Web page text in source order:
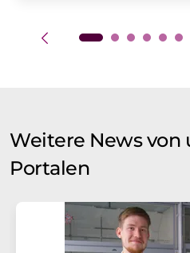
Weitere News von
Portalen